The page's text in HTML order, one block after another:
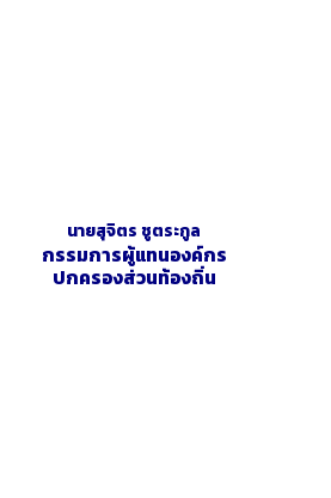
นายสุจิตร ชูตระกูล
กรรมการผู้แทนองค์กร
ปกครองส่วนท้องถิ่น